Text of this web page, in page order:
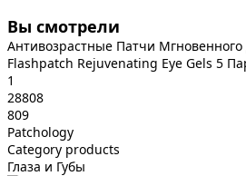
Вы смотрели
Антивозрастные Патчи
Flashpatch Rejuvenating Eye Gels 5
1
28808
809
Patchology
Category products
Глаза и Губы